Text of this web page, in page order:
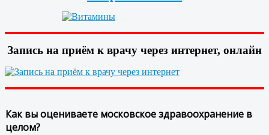
Запись на приём к врачу через интернет, онлайн
Как вы оцениваете московское здравоохранение в
целом?